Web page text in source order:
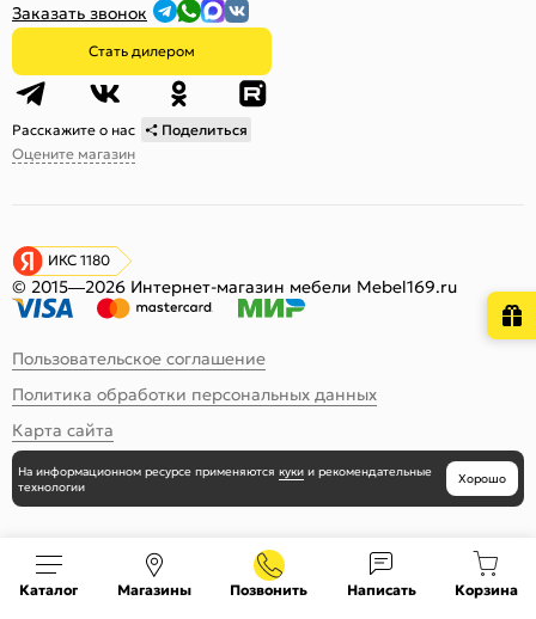
Заказать звонок
Стать дилером
Расскажите о нас
Поделиться
Оцените магазин
ИКС 1180
© 2015—2026 Интернет-магазин мебели Mebel169.ru
Пользовательское соглашение
Политика обработки персональных данных
Карта сайта
Каталог Магазины Позвонить Написать Корзина
На информационном ресурсе применяются куки и рекомендательные
технологии
Хорошо